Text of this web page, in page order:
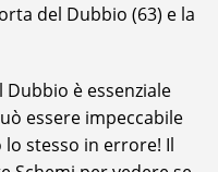
del Dubbio (63) e la
Dubbio è essenziale
essere impeccabile
lo stesso in errore! Il